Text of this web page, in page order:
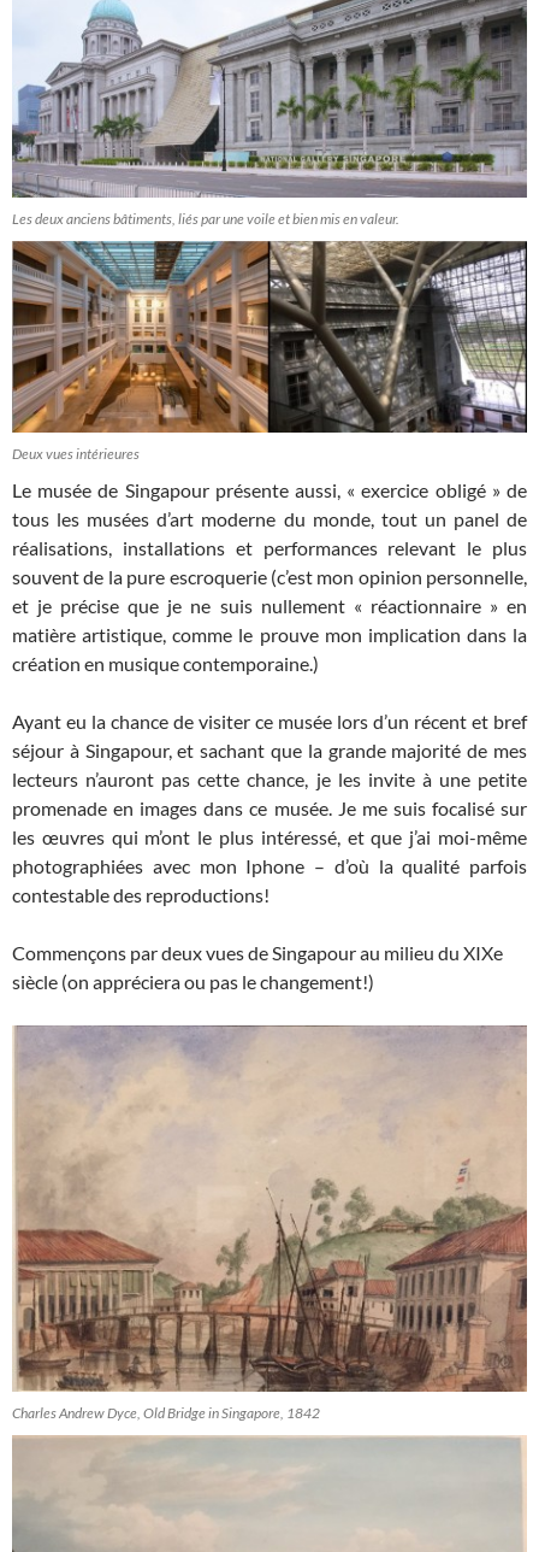
Les deux anciens bâtiments, liés par une voile et bien mis en valeur.
Deux vues intérieures
Le musée de Singapour présente aussi, « exercice obligé » de
tous les musées d’art moderne du monde, tout un panel de
réalisations, installations et performances relevant le plus
souvent de la pure escroquerie (c’est mon opinion personnelle,
et je précise que je ne suis nullement « réactionnaire » en
matière artistique, comme le prouve mon implication dans la
création en musique contemporaine.)
Ayant eu la chance de visiter ce musée lors d’un récent et bref
séjour à Singapour, et sachant que la grande majorité de mes
lecteurs n’auront pas cette chance, je les invite à une petite
promenade en images dans ce musée. Je me suis focalisé sur
les œuvres qui m’ont le plus intéressé, et que j’ai moi-même
photographiées avec mon Iphone – d’où la qualité parfois
contestable des reproductions!
Commençons par deux vues de Singapour au milieu du XIXe
siècle (on appréciera ou pas le changement!)
Charles Andrew Dyce, Old Bridge in Singapore, 1842